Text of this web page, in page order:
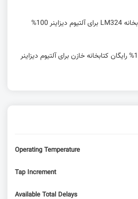
دانلود کتابخانه LM324 برای آلتیوم دیزاینر 100%
Operating Temperature
Tap Increment
Available Total Delays